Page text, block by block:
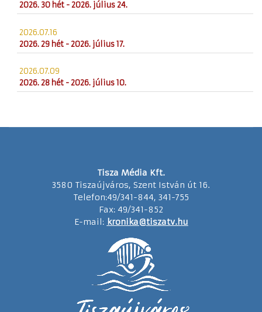
2026. 30 hét - 2026. július 24.
2026.07.16
2026. 29 hét - 2026. július 17.
2026.07.09
2026. 28 hét - 2026. július 10.
Tisza Média Kft.
3580 Tiszaújváros, Szent István út 16.
Telefon:49/341-844, 341-755
Fax: 49/341-852
E-mail: kronika@tiszatv.hu